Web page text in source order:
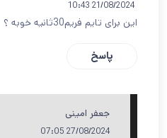
21/08/2024 10:43
این برای تایم فریم30ثانیه خوبه ؟
پاسخ
جعفر امینی
27/08/2024 07:05